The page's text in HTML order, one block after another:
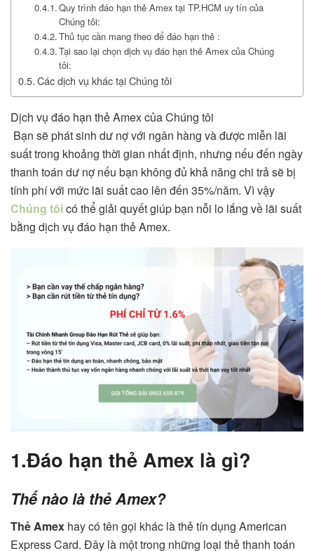
Quy trình đáo hạn thẻ Amex tại TP.HCM uy tín của
Chúng tôi:
Thủ tục cần mang theo để đáo hạn thẻ :
Tại sao lại chọn dịch vụ đáo hạn thẻ Amex của Chúng
tôi:
Các dịch vụ khác tại Chúng tôi
Dịch vụ đáo hạn thẻ Amex của Chúng tôi
Bạn sẽ phát sinh dư nợ với ngân hàng và được miễn lãi
suất trong khoảng thời gian nhất định, nhưng nếu đến ngày
thanh toán dư nợ nếu bạn không đủ khả năng chi trả sẽ bị
tính phí với mức lãi suất cao lên đến 35%/năm. Vì vậy
Chúng tôicó thể giải quyết giúp bạn nỗi lo lắng về lãi suất
bằng dịch vụ đáo hạn thẻ Amex.
1.Đáo hạn thẻ Amex là gì?
Thế nào là thẻ Amex?
Thẻ Amex hay có tên gọi khác là thẻ tín dụng American
Express Card. Đây là một trong những loại thẻ thanh toán